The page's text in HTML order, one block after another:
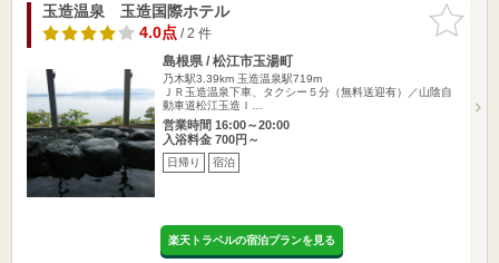
お気に入
りに追加
玉造温泉 玉造国際ホテル
4.0点/ 2 件
島根県 / 松江市玉湯町
乃木駅3.39km 玉造温泉駅719m
ＪＲ玉造温泉下車、タクシー５分（無料送迎有）／山陰自
動車道松江玉造Ｉ…
営業時間 16:00～20:00
入浴料金 700円～
日帰り 宿泊
楽天トラベルの宿泊プランを見る